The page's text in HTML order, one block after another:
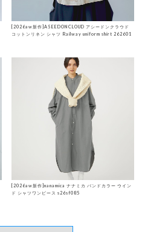
[2026aw新作]ASEEDONCLOUD アシードンクラウド
コットンリネン シャツ Railway uniform shirt 262601
[2026aw新作]nanamica ナナミカ バンドカラー ウイン
ド シャツワンピース s26sf085